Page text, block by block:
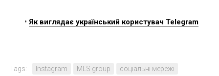
• Як виглядає український користувач Telegram
Tags: Instagram MLS group соціальні мережі